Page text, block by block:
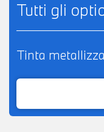
Tutti gli
Tinta